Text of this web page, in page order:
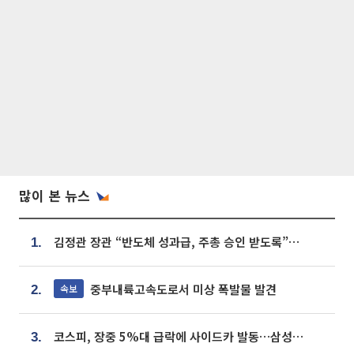
많이 본 뉴스
1. 김정관 장관 “반도체 성과급, 주총 승인 받도록”…상법·자본시장법 개정 시사
2. 속보 중부내륙고속도로서 미상 폭발물 발견
3. 코스피, 장중 5%대 급락에 사이드카 발동…삼성·SK 동반 폭락